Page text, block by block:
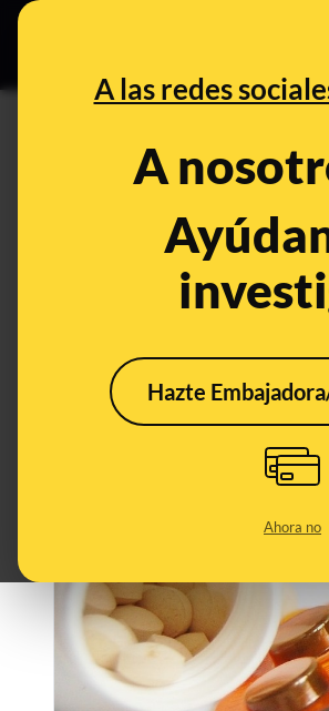
A las redes
A
Hazte
Ahora no
¿Qué sabemos